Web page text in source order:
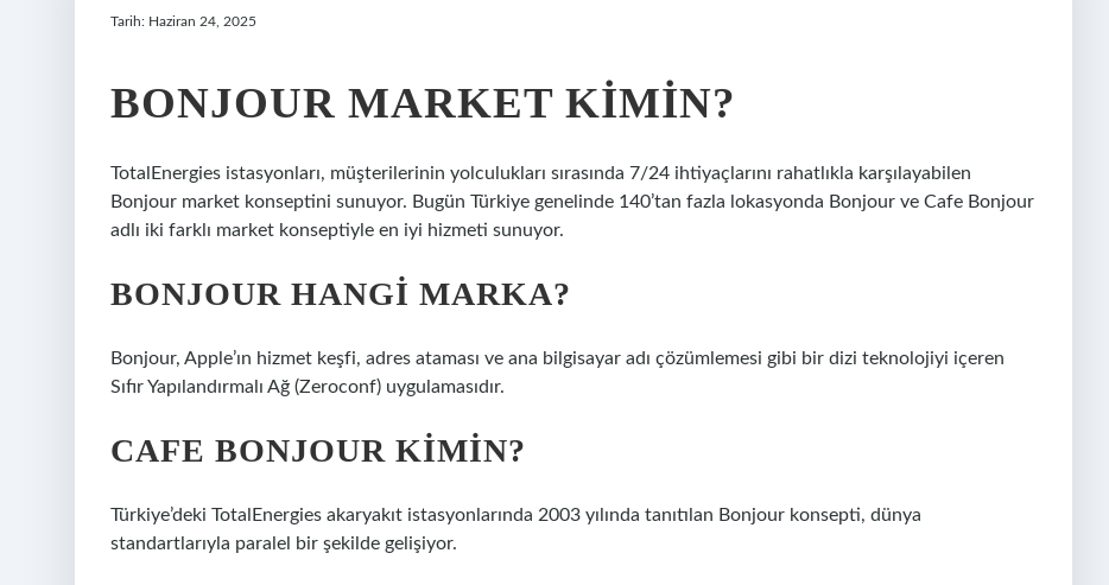
Tarih: Haziran 24, 2025
BONJOUR MARKET KIMIN?
TotalEnergies istasyonları, müşterilerinin yolculukları sırasında 7/24 ihtiyaçlarını rahatlıkla karşılayabilen
Bonjour market konseptini sunuyor. Bugün Türkiye genelinde 140’tan fazla lokasyonda Bonjour ve Cafe Bonjour
adlı iki farklı market konseptiyle en iyi hizmeti sunuyor.
BONJOUR HANGI MARKA?
Bonjour, Apple’ın hizmet keşfi, adres ataması ve ana bilgisayar adı çözümlemesi gibi bir dizi teknolojiyi içeren
Sıfır Yapılandırmalı Ağ (Zeroconf) uygulamasıdır.
CAFE BONJOUR KIMIN?
Türkiye’deki TotalEnergies akaryakıt istasyonlarında 2003 yılında tanıtılan Bonjour konsepti, dünya
standartlarıyla paralel bir şekilde gelişiyor.